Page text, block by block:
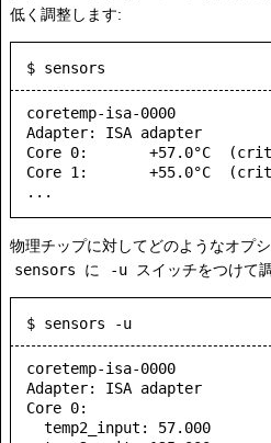
低く調整します:
$ sensors
coretemp-isa-0000
Adapter: ISA adapter
Core 0:       +57.0°C  (crit
Core 1:       +55.0°C  (crit
物理チップに対してどのようなオプ
sensors
に -u スイッチをつけて
$ sensors -u
coretemp-isa-0000
Adapter: ISA adapter
Core 0: